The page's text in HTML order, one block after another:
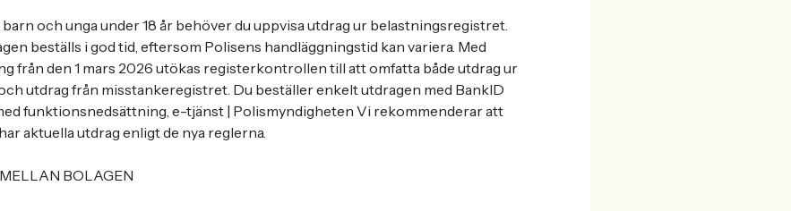
och unga under 18 år behöver du uppvisa utdrag ur belastningsregistret.
beställs i god tid, eftersom Polisens handläggningstid kan variera. Med
från den 1 mars 2026 utökas registerkontrollen till att omfatta både utdrag ur
utdrag från misstankeregistret. Du beställer enkelt utdragen med BankID
funktionsnedsättning, e-tjänst | Polismyndigheten Vi rekommenderar att
aktuella utdrag enligt de nya reglerna.
BOLAGEN